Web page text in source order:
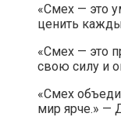
«Смех — это
ценить
«Смех — это
свою силу и
«Смех
мир ярче.» —